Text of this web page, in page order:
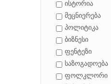
ისტორია
მეცნიერება
პოლიტიკა
ბიზნესი
ფენტეზი
საზოგადოება
ფოლკლორი